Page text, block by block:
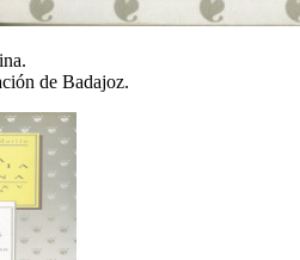
de Badajoz.